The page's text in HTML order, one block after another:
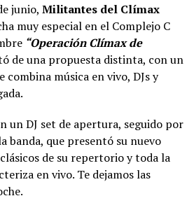
junio, Militantes del Clímax
muy especial en el Complejo C
“Operación Clímax de
de una propuesta distinta, con un
música en vivo, DJs y
un DJ set de apertura, seguido por
banda, que presentó su nuevo
de su repertorio y toda la
en vivo. Te dejamos las